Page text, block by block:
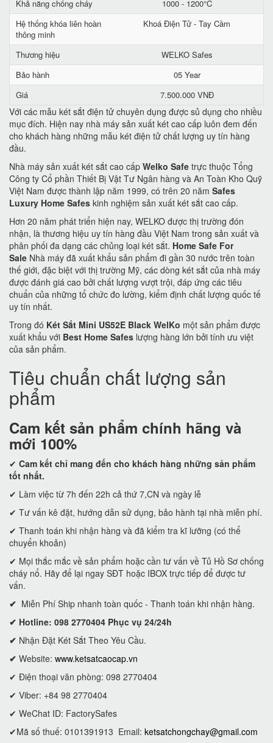
Khả năng chống cháy
1000 - 1200°C
Hệ thống khóa liên hoàn
thông minh
Khoá Điện Tử - Tay Cầm
Thương hiệu
WELKO Safes
Bảo hành
05 Year
Giá
7.500.000 VNĐ
Với các mẫu két sắt điện tử chuyên dụng được sủ dụng cho nhiều
mục đích. Hiện nay nhà máy sản xuất két cao cấp luôn đem đến
cho khách hàng những mẫu két điện tử chất lượng uy tín hàng
đầu.
Nhà máy sản xuất két sắt cao cấp Welko Safe trực thuộc Tổng
Công ty Cổ phần Thiết Bị Vật Tư Ngân hàng và An Toàn Kho Quỹ
Việt Nam được thành lập năm 1999, có trên 20 năm Safes
Luxury Home Safes kinh nghiệm sản xuất két sắt cao cấp.
Hơn 20 năm phát triển hiện nay, WELKO được thị trường đón
nhận, là thương hiệu uy tín hàng đầu Việt Nam trong sản xuất và
phân phối đa dạng các chủng loại két sắt. Home Safe For
Sale Nhà máy đã xuất khẩu sản phẩm đi gần 30 nước trên toàn
thế giới, đặc biệt với thị trường Mỹ, các dòng két sắt của nhà máy
được đánh giá cao bởi chất lượng vượt trội, đáp ứng các tiêu
chuẩn của những tổ chức đo lường, kiểm định chất lượng quốc tế
uy tín nhất.
Trong đó Két Sắt Mini US52E Black WelKo một sản phẩm được
xuất khẩu với Best Home Safes lượng hàng lớn bởi tính ưu việt
của sản phẩm.
Tiêu chuẩn chất lượng sản
phẩm
Cam kết sản phẩm chính hãng và
mới 100%
✔ Cam kết chỉ mang đến cho khách hàng những sản phẩm
tốt nhất.
✔ Làm việc từ 7h đến 22h cả thứ 7,CN và ngày lễ
✔ Tư vấn kê đặt, hướng dẫn sử dụng, bảo hành tại nhà miễn phí.
✔ Thanh toán khi nhận hàng và đã kiểm tra kĩ lưỡng (có thể
chuyển khoản)
✔ Mọi thắc mắc về sản phẩm hoặc cần tư vấn về Tủ Hồ Sơ chống
cháy nổ. Hãy để lại ngay SĐT hoặc IBOX trực tiếp để được tư
vấn.
✔ Miễn Phí Ship nhanh toàn quốc - Thanh toán khi nhận hàng.
✔ Hotline: 098 2770404 Phục vụ 24/24h
✔ Nhận Đặt Két Sắt Theo Yêu Cầu.
✔ Website: www.ketsatcaocap.vn
✔ Điện thoại văn phòng: 098 2770404
✔ Viber: +84 98 2770404
✔ WeChat ID: FactorySafes
✔Mã số thuế: 0101391913 Email: ketsatchongchay@gmail.com